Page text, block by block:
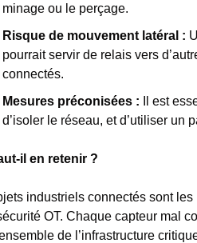
minage ou le perçage.
Risque de mouvement latéral :
pourrait servir de relais vers
connectés.
Mesures préconisées : Il est
d’isoler le réseau, et d’utiliser un
il en retenir ?
industriels connectés sont
OT. Chaque capteur mal
de l’infrastructure